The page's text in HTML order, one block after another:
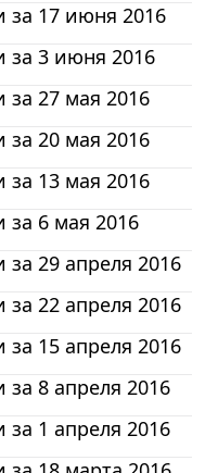
17 июня 2016
3 июня 2016
27 мая 2016
20 мая 2016
13 мая 2016
6 мая 2016
29 апреля 2016
22 апреля 2016
15 апреля 2016
8 апреля 2016
1 апреля 2016